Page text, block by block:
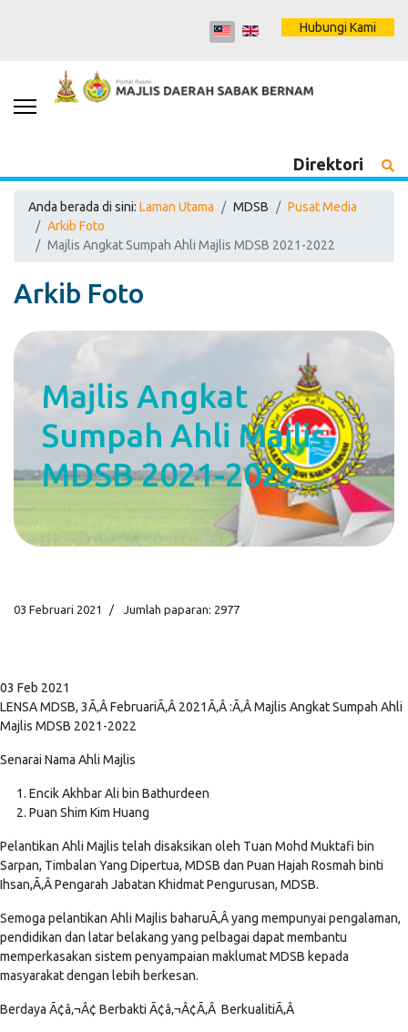
Hubungi Kami
Direktori
Anda berada di sini: Laman Utama MDSB
Pusat Media
Arkib Foto
Majlis Angkat Sumpah Ahli Majlis MDSB 2021-2022
Arkib Foto
Majlis Angkat
Sumpah Ahli Majlis
MDSB 2021-2022
03 Februari 2021 Jumlah paparan: 2977
03 Feb 2021
LENSA MDSB, 3Ã‚Â FebruariÃ‚Â 2021Ã‚Â :Ã‚Â Majlis Angkat Sumpah Ahli
Majlis MDSB 2021-2022
Senarai Nama Ahli Majlis
Encik Akhbar Ali bin Bathurdeen
Puan Shim Kim Huang
Pelantikan Ahli Majlis telah disaksikan oleh Tuan Mohd Muktafi bin
Sarpan, Timbalan Yang Dipertua, MDSB dan Puan Hajah Rosmah binti
Ihsan,Ã‚Â Pengarah Jabatan Khidmat Pengurusan, MDSB.
Semoga pelantikan Ahli Majlis baharuÃ‚Â yang mempunyai pengalaman,
pendidikan dan latar belakang yang pelbagai dapat membantu
memperkasakan sistem penyampaian maklumat MDSB kepada
masyarakat dengan lebih berkesan.
Berdaya Ã¢â‚¬Â¢ Berbakti Ã¢â‚¬Â¢Ã‚Â BerkualitiÃ‚Â